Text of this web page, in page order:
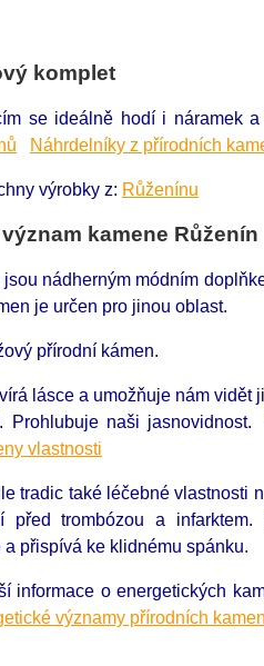
komplet
se ideálně hodí i náramek
Náhrdelníky z přírodních
výrobky z: Růženínu
kamene Růženín
nádherným módním
je určen pro jinou oblast.
přírodní kámen.
lásce a umožňuje nám
Prohlubuje naši
vlastnosti
tradic také léčebné
před trombózou a
přispívá ke klidnému spánku.
informace o energetických
významy přírodních